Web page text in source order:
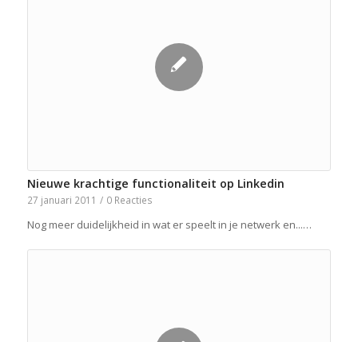
Nieuwe krachtige functionaliteit op Linkedin
27 januari 2011 / 0 Reacties
Nog meer duidelijkheid in wat er speelt in je netwerk en...…